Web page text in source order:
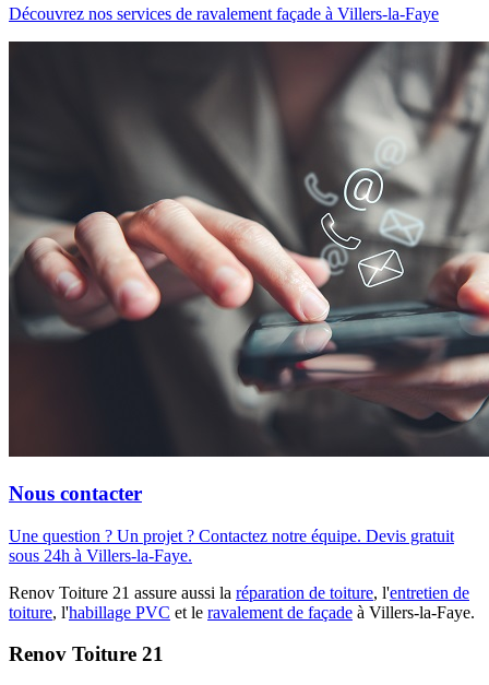
Découvrez nos services de ravalement façade à Villers-la-Faye
Nous contacter
Une question ? Un projet ? Contactez notre équipe. Devis gratuit
sous 24h à Villers-la-Faye.
Renov Toiture 21 assure aussi la réparation de toiture, l'entretien de
toiture, l'habillage PVC et le ravalement de façade à Villers-la-Faye.
Renov Toiture 21